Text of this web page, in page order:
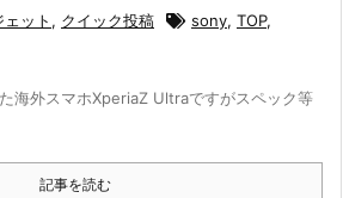
ェット , クイック投稿 sony, TOP,
海外スマホXperiaZ Ultraですがスペック等
記事を読む